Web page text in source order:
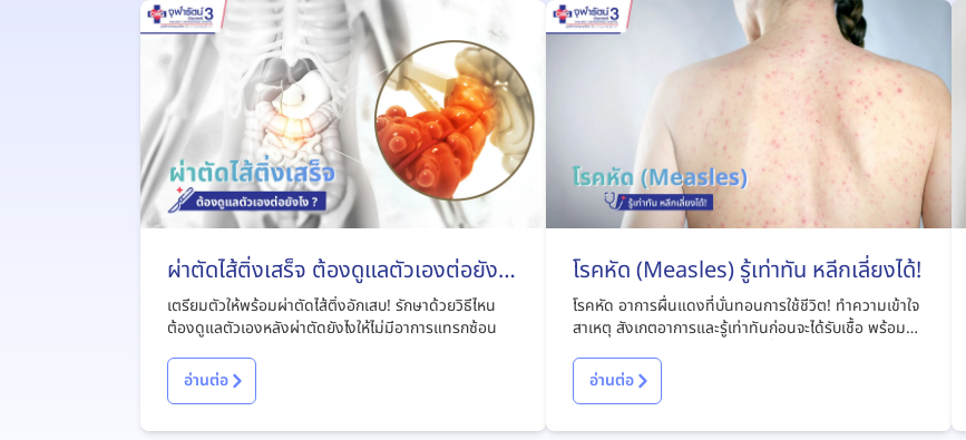
ผ่าตัดไส้ติ่งเสร็จ ต้องดูแลตัวเองต่อยังไง
?
เตรียมตัวให้พร้อมผ่าตัดไส้ติ่งอักเสบ! รักษาด้วยวิธีไหน
ต้องดูแลตัวเองหลังผ่าตัดยังไงให้ไม่มีอาการแทรกซ้อน
อ่านต่อ
โรคหัด (Measles) รู้เท่าทัน หลีกเลี่ยงได้!
โรคหัด อาการผื่นแดงที่บั่นทอนการใช้ชีวิต! ทำความเข้าใจ
สาเหตุ สังเกตอาการและรู้เท่าทันก่อนจะได้รับเชื้อ พร้อมหา
อ่านต่อ